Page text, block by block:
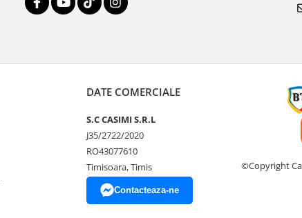
DATE COMERCIALE
S.C CASIMI S.R.L
J35/2722/2020
RO43077610
Timisoara, Timis
Contacteaza-ne
©Copyright